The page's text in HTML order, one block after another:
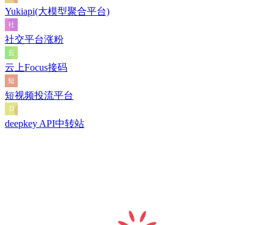
Yukiapi(大模型聚合平台)
社交平台涨粉
云上Focus接码
短视频投流平台
deepkey API中转站